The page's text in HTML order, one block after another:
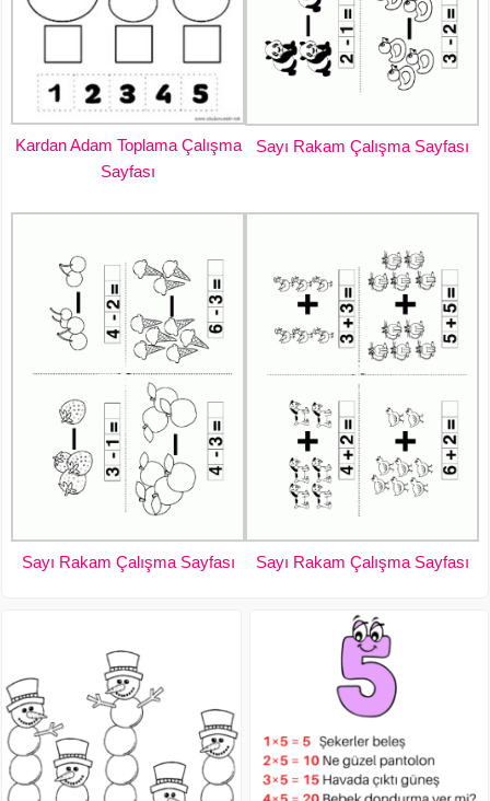
Kardan Adam Toplama Çalışma
Sayfası
Sayı Rakam Çalışma Sayfası
Sayı Rakam Çalışma Sayfası Sayı Rakam Çalışma Sayfası